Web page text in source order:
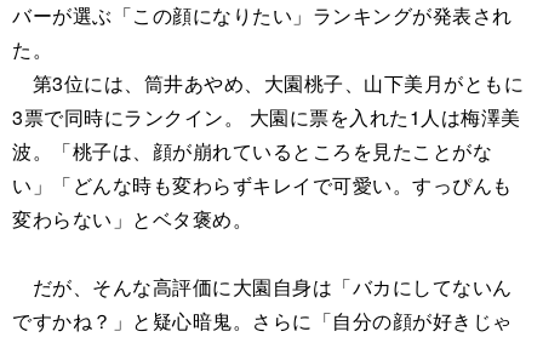
バーが選ぶ「この顔になりたい」ランキングが発表され
た。
第3位には、筒井あやめ、大園桃子、山下美月がともに
3票で同時にランクイン。 大園に票を入れた1人は梅澤美
波。「桃子は、顔が崩れているところを見たことがな
い」「どんな時も変わらずキレイで可愛い。すっぴんも
変わらない」とベタ褒め。
だが、そんな高評価に大園自身は「バカにしてないん
ですかね？」と疑心暗鬼。さらに「自分の顔が好きじゃ